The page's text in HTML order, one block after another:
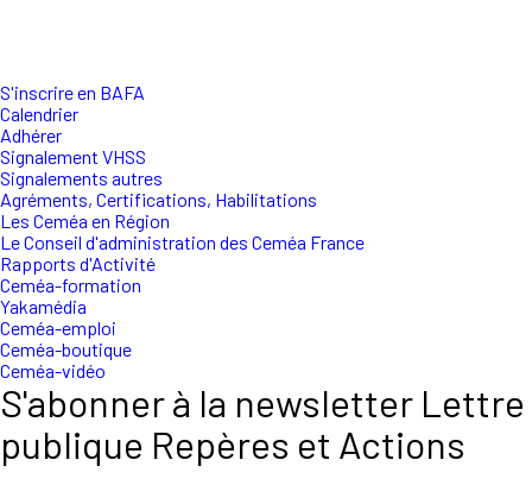
S'inscrire en BAFA
Calendrier
Adhérer
Signalement VHSS
Signalements autres
Agréments, Certifications, Habilitations
Les Ceméa en Région
Le Conseil d'administration des Ceméa France
Rapports d'Activité
Ceméa-formation
Yakamédia
Ceméa-emploi
Ceméa-boutique
Ceméa-vidéo
S'abonner à la newsletter Lettre
publique Repères et Actions